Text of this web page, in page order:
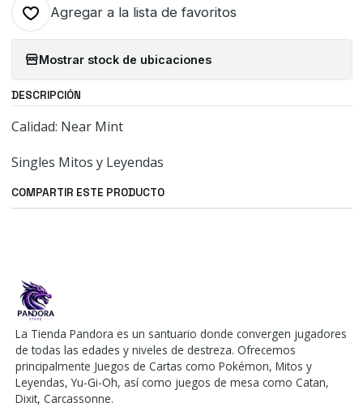
Agregar a la lista de favoritos
Mostrar stock de ubicaciones
DESCRIPCIÓN
Calidad: Near Mint
Singles Mitos y Leyendas
COMPARTIR ESTE PRODUCTO
La Tienda Pandora es un santuario donde convergen jugadores
de todas las edades y niveles de destreza. Ofrecemos
principalmente Juegos de Cartas como Pokémon, Mitos y
Leyendas, Yu-Gi-Oh, así como juegos de mesa como Catan,
Dixit, Carcassonne.